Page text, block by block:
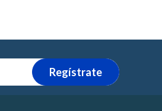
Regístrate